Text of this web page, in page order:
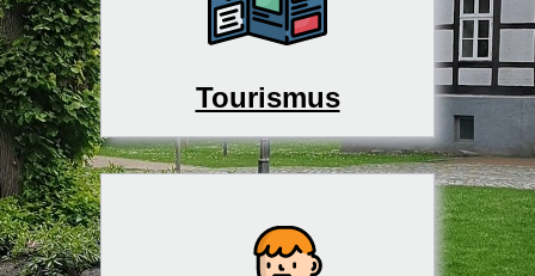
Tourismus